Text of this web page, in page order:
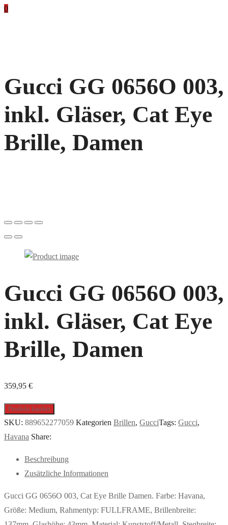
0
Gucci GG 0656O 003,
inkl. Gläser, Cat Eye
Brille, Damen
Gucci GG 0656O 003,
inkl. Gläser, Cat Eye
Brille, Damen
359,95 €
Produkt kaufen
SKU: 889652277059 Kategorien Brillen, GucciTags: Gucci,
Havana Share:
Beschreibung
Zusätzliche Informationen
Gucci GG 0656O 003, Cat Eye Brille Damen. Farbe: Havana,
Größe: Medium, Rahmentyp: FULLFRAME, Brillenbreite: